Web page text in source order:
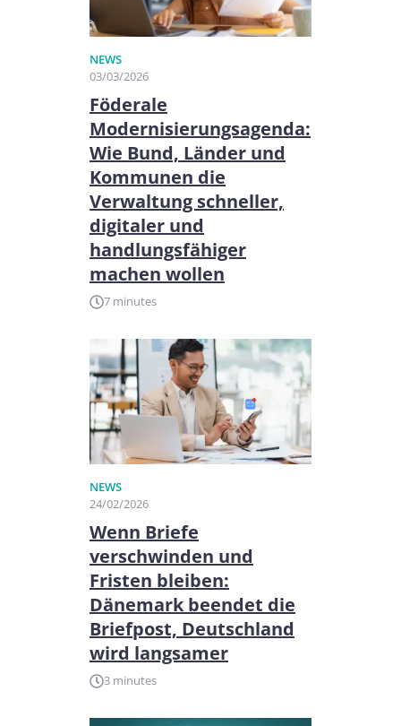
NEWS
03/03/2026
Föderale
Modernisierungsagenda:
Wie Bund, Länder und
Kommunen die
Verwaltung schneller,
digitaler und
handlungsfähiger
machen wollen
7 minutes
NEWS
24/02/2026
Wenn Briefe
verschwinden und
Fristen bleiben:
Dänemark beendet die
Briefpost, Deutschland
wird langsamer
3 minutes